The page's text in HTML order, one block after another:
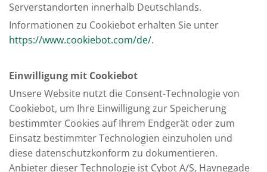
Serverstandorten innerhalb Deutschlands.
Informationen zu Cookiebot erhalten Sie unter
https://www.cookiebot.com/de/.
Einwilligung mit Cookiebot
Unsere Website nutzt die Consent-Technologie von
Cookiebot, um Ihre Einwilligung zur Speicherung
bestimmter Cookies auf Ihrem Endgerät oder zum
Einsatz bestimmter Technologien einzuholen und
diese datenschutzkonform zu dokumentieren.
Anbieter dieser Technologie ist Cybot A/S, Havnegade